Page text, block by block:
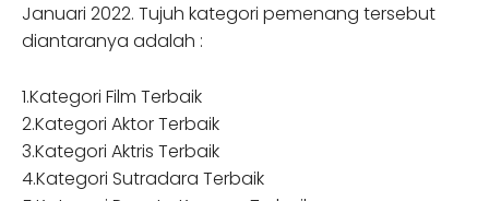
Januari 2022. Tujuh kategori pemenang tersebut
diantaranya adalah :
1.Kategori Film Terbaik
2.Kategori Aktor Terbaik
3.Kategori Aktris Terbaik
4.Kategori Sutradara Terbaik